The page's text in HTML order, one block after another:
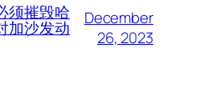
须摧毁哈
加沙发动
December
26, 2023